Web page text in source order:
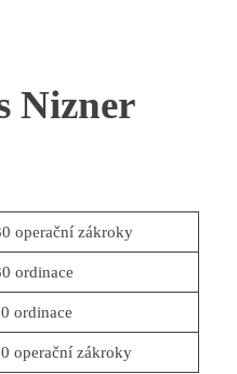
Nizner
operační zákroky
ordinace
ordinace
operační zákroky